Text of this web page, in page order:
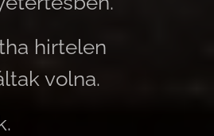
hirtelen
volna.